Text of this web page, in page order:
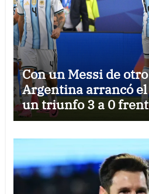
Con un Messi de
Argentina arrancó
un triunfo 3 a 0